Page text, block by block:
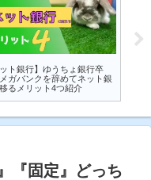
ット銀行】ゆうちょ銀行卒
ガバンクを辞めてネット銀
るメリット4つ紹介
『固定』どっち